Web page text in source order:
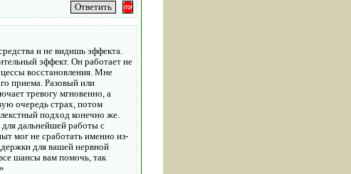
и не видишь эффекта.
эффект. Он работает не
восстановления. Мне
приема. Разовый или
тревогу мгновенно, а
очередь страх, потом
подход конечно же.
дальнейшей работы с
мог не сработать именно из-
для вашей нервной
шансы вам помочь, так